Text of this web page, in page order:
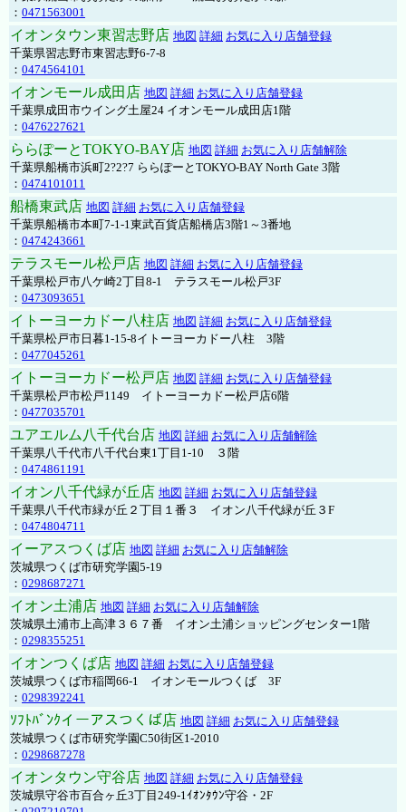
： 0471563001
イオンタウン東習志野店 地図 詳細 お気に入り店舗登録
千葉県習志野市東習志野6-7-8
： 0474564101
イオンモール成田店 地図 詳細 お気に入り店舗登録
千葉県成田市ウイング土屋24 イオンモール成田店1階
： 0476227621
ららぽーとTOKYO-BAY店 地図 詳細 お気に入り店舗解除
千葉県船橋市浜町2?2?7 ららぽーとTOKYO-BAY North Gate 3階
： 0474101011
船橋東武店 地図 詳細 お気に入り店舗登録
千葉県船橋市本町7-1-1東武百貨店船橋店3階1～3番地
： 0474243661
テラスモール松戸店 地図 詳細 お気に入り店舗登録
千葉県松戸市八ケ崎2丁目8-1 テラスモール松戸3F
： 0473093651
イトーヨーカドー八柱店 地図 詳細 お気に入り店舗登録
千葉県松戸市日暮1-15-8イトーヨーカドー八柱 3階
： 0477045261
イトーヨーカドー松戸店 地図 詳細 お気に入り店舗登録
千葉県松戸市松戸1149 イトーヨーカドー松戸店6階
： 0477035701
ユアエルム八千代台店 地図 詳細 お気に入り店舗解除
千葉県八千代市八千代台東1丁目1-10 ３階
： 0474861191
イオン八千代緑が丘店 地図 詳細 お気に入り店舗登録
千葉県八千代市緑が丘２丁目１番３ イオン八千代緑が丘３F
： 0474804711
イーアスつくば店 地図 詳細 お気に入り店舗解除
茨城県つくば市研究学園5-19
： 0298687271
イオン土浦店 地図 詳細 お気に入り店舗解除
茨城県土浦市上高津３６７番 イオン土浦ショッピングセンター1階
： 0298355251
イオンつくば店 地図 詳細 お気に入り店舗登録
茨城県つくば市稲岡66-1 イオンモールつくば 3F
： 0298392241
ｿﾌﾄﾊﾞﾝｸイーアスつくば店 地図 詳細 お気に入り店舗登録
茨城県つくば市研究学園C50街区1-2010
： 0298687278
イオンタウン守谷店 地図 詳細 お気に入り店舗登録
茨城県守谷市百合ヶ丘3丁目249-1ｲｵﾝﾀｳﾝ守谷・2F